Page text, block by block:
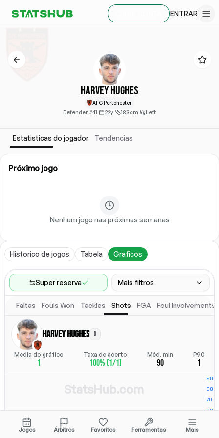
ENTRAR
Harvey Hughes
AFC Portchester
Defender·#41· 22y· 183cm· Left
Estatisticas do jogador Tendencias
Próximo jogo
Nenhum jogo nas próximas semanas
Historico de jogos Tabela Graficos
Super reserva Mais filtros
Faixa de jogos
Ultimos 60 jogos
Competicoes
Ligas(7
Escalacao titular
Faltas Fouls Won Tackles Shots FGA Foul Involvements
Harvey Hughes D
Média do gráfico
1
Taxa de acerto
100% (1/1)
Méd. min
90
P90
1
Jogos Árbitros Favoritos Ferramentas Mais